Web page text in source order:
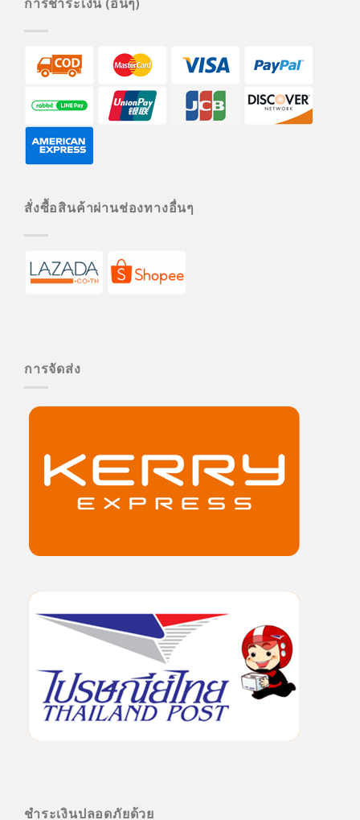
การชำระเงิน (อื่นๆ)
สั่งซื้อสินค้าผ่านช่องทางอื่นๆ
การจัดส่ง
ชำระเงินปลอดภัยด้วย